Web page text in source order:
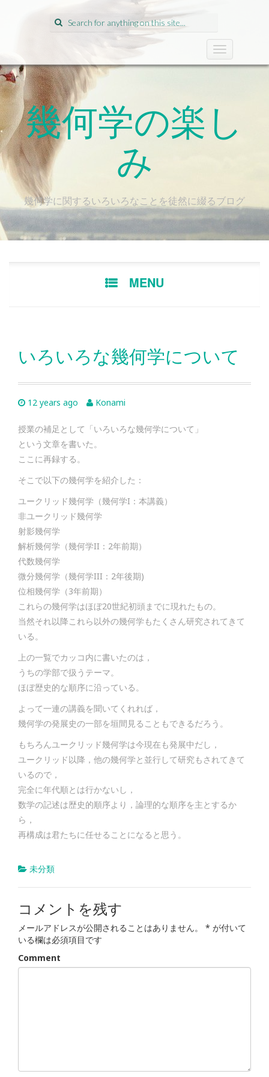
Search for:
T
o
a
i
幾何学の楽し
み
幾何学に関するいろいろなことを徒然に綴るブログ
MENU
いろいろな幾何学について
12 years ago Konami
授業の補足として「いろいろな幾何学について」
という文章を書いた。
ここに再録する。
そこで以下の幾何学を紹介した：
ユークリッド幾何学（幾何学I：本講義）
非ユークリッド幾何学
射影幾何学
解析幾何学（幾何学II：2年前期）
代数幾何学
微分幾何学（幾何学III：2年後期)
位相幾何学（3年前期）
これらの幾何学はほぼ20世紀初頭までに現れたもの。
当然それ以降これら以外の幾何学もたくさん研究されてきて
いる。
上の一覧でカッコ内に書いたのは，
うちの学部で扱うテーマ。
ほぼ歴史的な順序に沿っている。
よって一連の講義を聞いてくれれば，
幾何学の発展史の一部を垣間見ることもできるだろう。
もちろんユークリッド幾何学は今現在も発展中だし，
ユークリッド以降，他の幾何学と並行して研究もされてきて
いるので，
完全に年代順とは行かないし，
数学の記述は歴史的順序より，論理的な順序を主とするか
ら，
再構成は君たちに任せることになると思う。
未分類
コメントを残す
メールアドレスが公開されることはありません。 * が付いて
いる欄は必須項目です
Comment